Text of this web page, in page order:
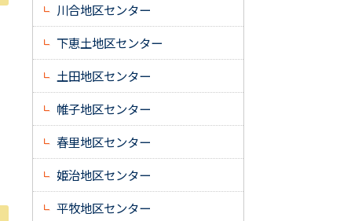
川合地区センター
下恵土地区センター
土田地区センター
帷子地区センター
春里地区センター
姫治地区センター
平牧地区センター